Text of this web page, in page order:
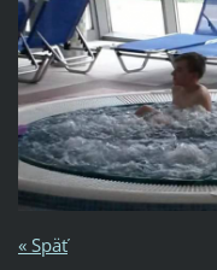
« Späť